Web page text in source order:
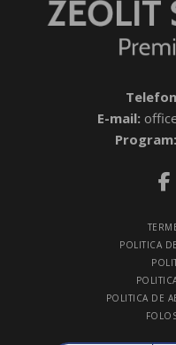
E-mail:
Program:
POLITICA
POLITICA DE